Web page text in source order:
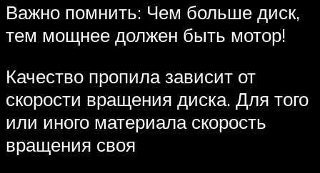
Важно помнить: Чем больше диск,
тем мощнее должен быть мотор!
Качество пропила зависит от
скорости вращения диска. Для того
или иного материала скорость
вращения своя